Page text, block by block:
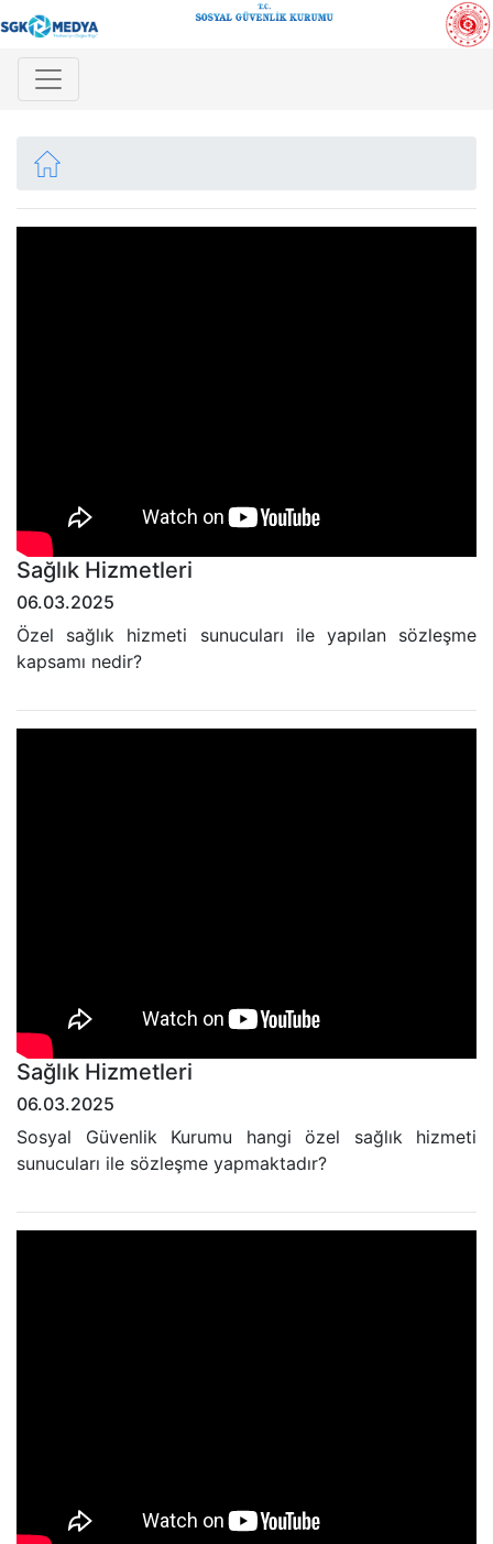
Sağlık Hizmetleri
06.03.2025
Özel sağlık hizmeti sunucuları ile yapılan sözleşme
kapsamı nedir?
Sağlık Hizmetleri
06.03.2025
Sosyal Güvenlik Kurumu hangi özel sağlık hizmeti
sunucuları ile sözleşme yapmaktadır?